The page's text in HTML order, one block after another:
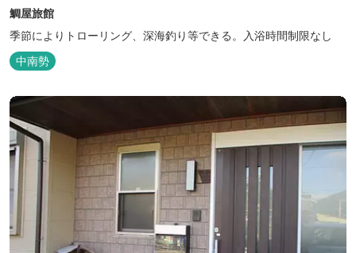
鯛屋旅館
季節によりトローリング、深海釣り等できる。入浴時間制限なし
中南勢